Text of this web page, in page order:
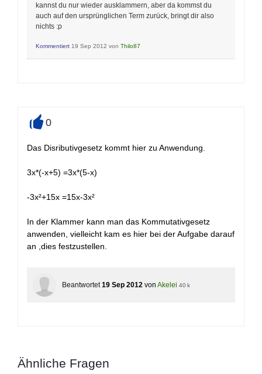
kannst du nur wieder ausklammern, aber da kommst du
auch auf den ursprünglichen Term zurück, bringt dir also
nichts :p
Kommentiert 19 Sep 2012 von Thilo87
0
Das Disributivgesetz kommt hier zu Anwendung.
3x*(-x+5) =3x*(5-x)
-3x²+15x =15x-3x²
In der Klammer kann man das Kommutativgesetz
anwenden, vielleicht kam es hier bei der Aufgabe darauf
an ,dies festzustellen.
Beantwortet 19 Sep 2012 von Akelei 40 k
Ähnliche Fragen